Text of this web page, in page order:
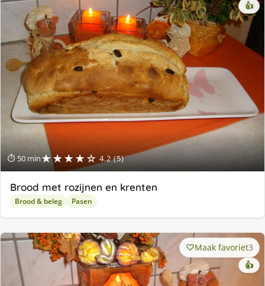
⏱ 50 min★★★★☆ 4.2 (5)
👍
Brood met rozijnen en krenten
Brood & beleg Pasen
Maak favoriet3
👍